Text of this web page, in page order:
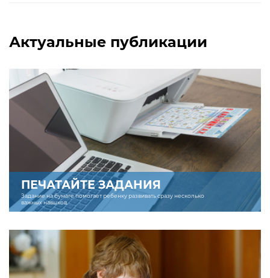
Актуальные публикации
ПЕЧАТАЙТЕ ЗАДАНИЯ
Задание на бумаге помогает ребенку развивать сразу несколько
важных навыков.